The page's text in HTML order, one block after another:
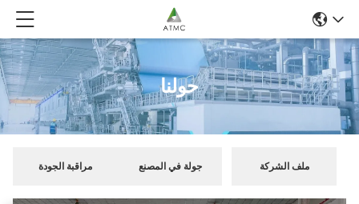
حولنا
ملف الشركة جولة في المصنع مراقبة الجودة